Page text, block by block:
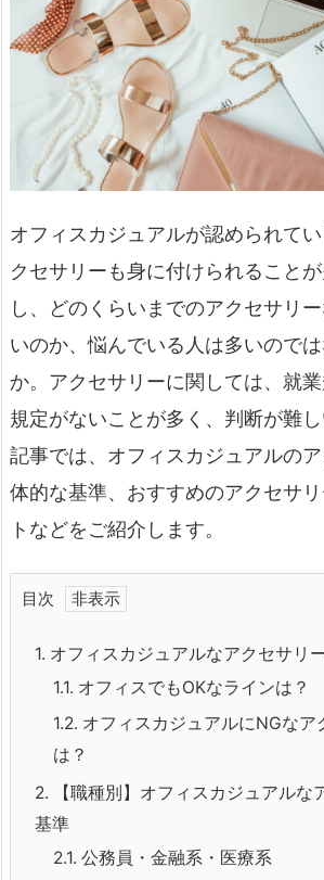
オフィスカジュアルが認められて
クセサリーも身に付けられること
し、どのくらいまでのアクセサリ
いのか、悩んでいる人は多いので
か。アクセサリーに関しては、就
規定がないことが多く、判断が難
記事では、オフィスカジュアルの
体的な基準、おすすめのアクセサ
トなどをご紹介します。
目次
1. オフィスカジュアルなアクセサリ
1.1. オフィスでもOKなラインは？
1.2. オフィスカジュアルにNGなア
は？
2.
【職種別】オフィスカジュアルな
基準
2.1. 公務員・金融系・医療系